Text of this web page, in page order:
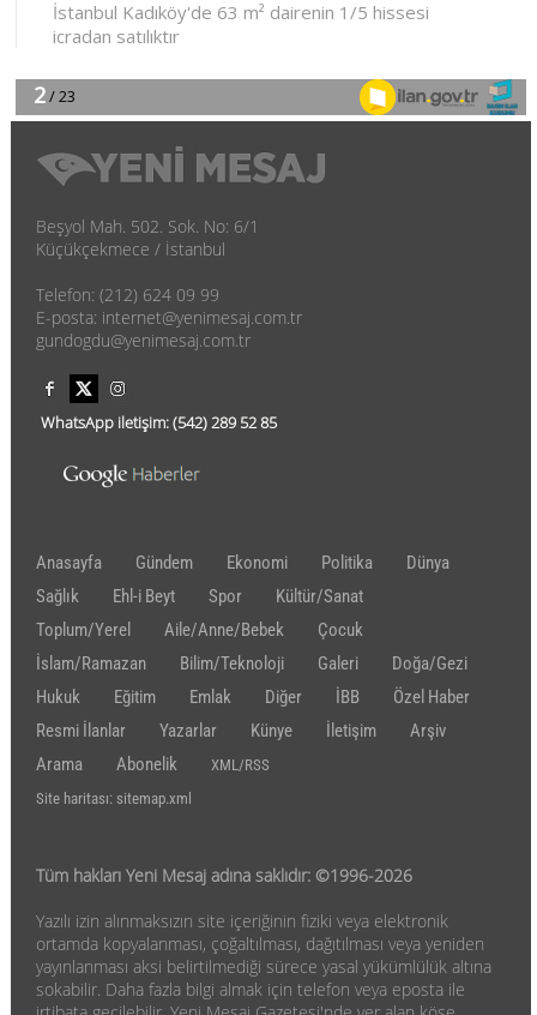
Beşyol Mah. 502. Sok. No: 6/1
Küçükçekmece / İstanbul
Telefon: (212) 624 09 99
E-posta: internet@yenimesaj.com.tr
gundogdu@yenimesaj.com.tr
WhatsApp iletişim:(542)289 52 85
Anasayfa Gündem Ekonomi Politika
Dünya
Sağlık
Ehl-i Beyt Spor
Kültür/Sanat
Toplum/Yerel
Aile/Anne/Bebek
Çocuk
İslam/Ramazan
Bilim/Teknoloji Galeri
Doğa/Gezi
Hukuk
Eğitim Emlak Diğer İBB
Özel Haber
Resmi İlanlar
Yazarlar Künye İletişim
Arşiv
Arama
Abonelik
XML/RSS
Site haritası: sitemap.xml
Tüm hakları Yeni Mesaj adına saklıdır: ©1996-2026
Yazılı izin alınmaksızın site içeriğinin fiziki veya elektronik
ortamda kopyalanması, çoğaltılması, dağıtılması veya yeniden
yayınlanması aksi belirtilmediği sürece yasal yükümlülük altına
sokabilir. Daha fazla bilgi almak için telefon veya eposta ile